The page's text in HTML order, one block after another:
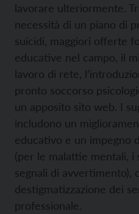
lavorare ulteriormente.
necessità di un piano di
suicidi, maggiori offerte
educative nel campo, il
lavoro di rete,
pronto soccorso
un apposito sito web. I
includono un
educativo e un impegno
(per le malattie mentali, i
segnali di avvertimento),
destigmatizzazione dei
professionale.